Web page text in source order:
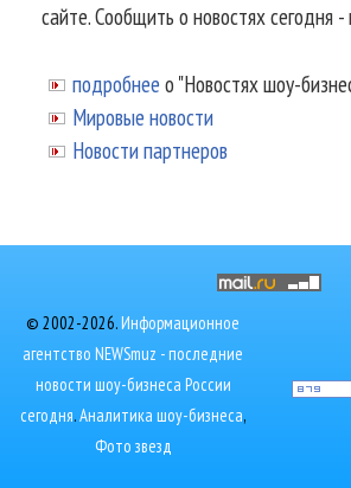
сайте. Сообщить о новостях сегодня
подробнее о "Новостях шоу-
Мировые новости
Новости партнеров
© 2002-2026.Информационное
агентство NEWSmuz - последние
новости шоу-бизнеса России
сегодня.Аналитика шоу-бизнеса,
Фото звезд